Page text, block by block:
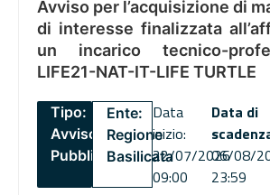
Avviso per l’acquisizione di
di interesse finalizzata
un incarico tecnico-
LIFE21-NAT-IT-LIFE TURTLE
Tipo:
Avviso
Pubblico
Ente:
Regione
Basilicata
Data
inizio:
22/07/2026
09:00
Data di
06/08/
23:59